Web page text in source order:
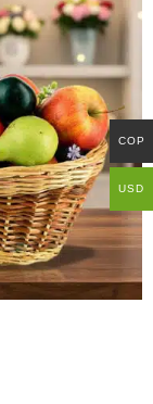
COP
USD